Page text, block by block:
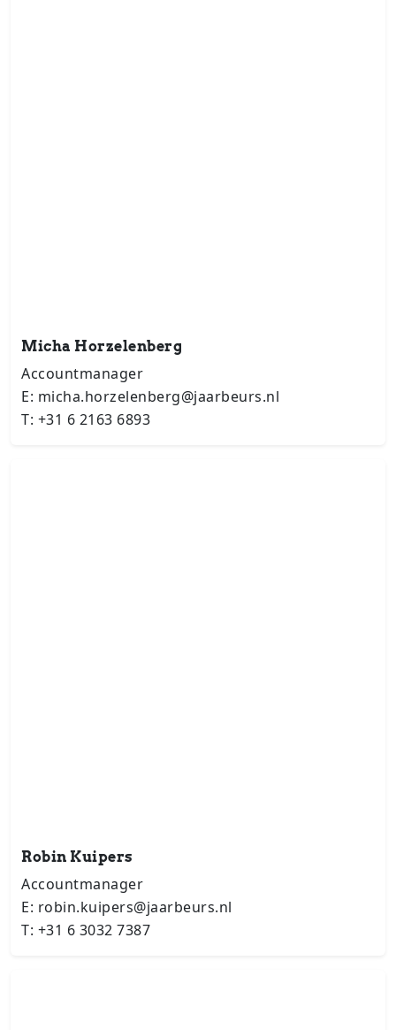
Micha Horzelenberg
Accountmanager
E: micha.horzelenberg@jaarbeurs.nl
T: +31 6 2163 6893
Robin Kuipers
Accountmanager
E: robin.kuipers@jaarbeurs.nl
T: +31 6 3032 7387